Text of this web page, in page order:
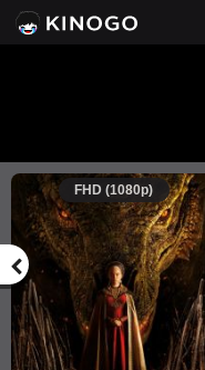
FHD (1080p)